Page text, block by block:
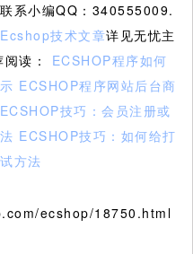
系小编QQ：340555009.
Ecshop技术文章详见无忧主
读： ECSHOP程序如何
ECSHOP程序网站后台商
ECSHOP技巧：会员注册或
ECSHOP技巧：如何给打
方法
ecshop/18750.html